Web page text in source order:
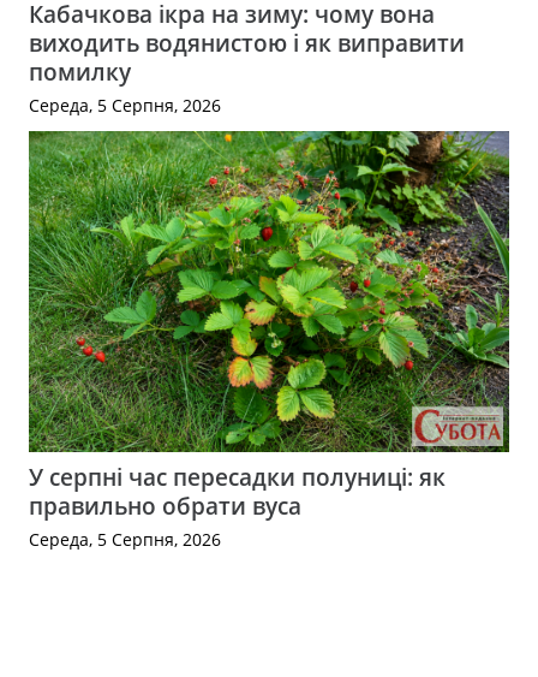
Кабачкова ікра на зиму: чому вона
виходить водянистою і як виправити
помилку
Середа, 5 Серпня, 2026
У серпні час пересадки полуниці: як
правильно обрати вуса
Середа, 5 Серпня, 2026